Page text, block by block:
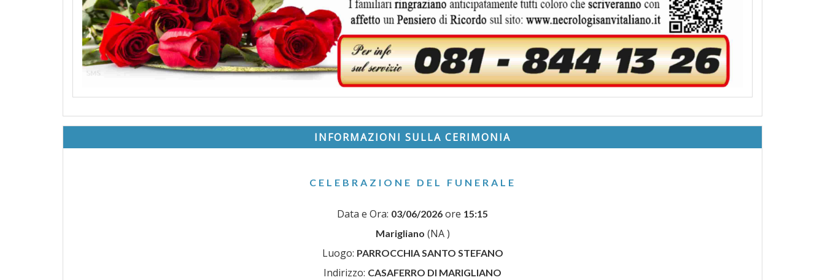
INFORMAZIONI SULLA CERIMONIA
CELEBRAZIONE DEL FUNERALE
Data e Ora: 03/06/2026 ore 15:15
Marigliano (NA )
Luogo: PARROCCHIA SANTO STEFANO
Indirizzo: CASAFERRO DI MARIGLIANO